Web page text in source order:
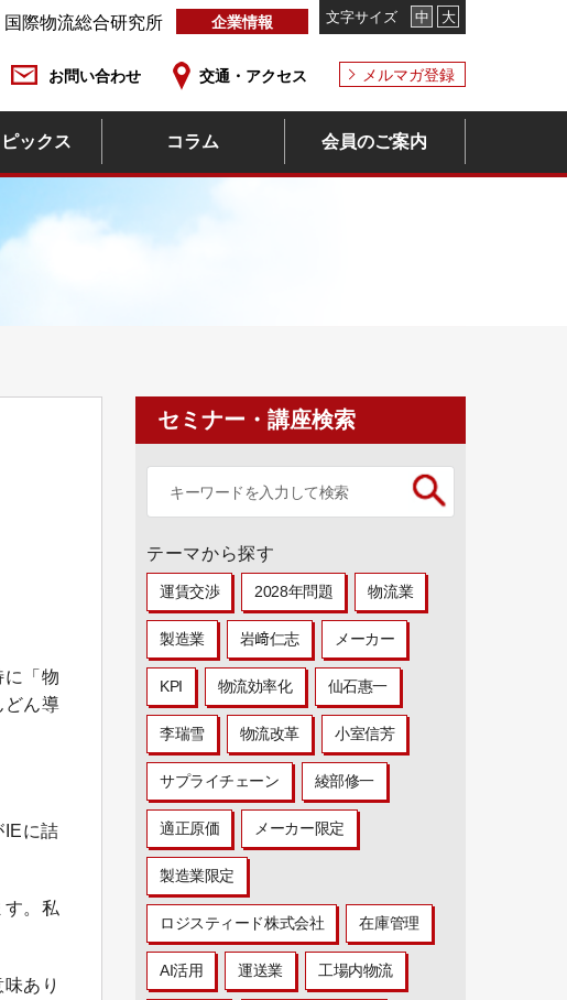
際物流総合研究所 企業情報 文字サイズ 中 大
お問い合わせ 交通・アクセス メルマガ登録
ックス コラム 会員のご案内
「物
どん導
IEに詰
。私
あり
セミナー・講座検索
テーマから探す
運賃交渉 2028年問題 物流業
製造業 岩﨑仁志 メーカー
KPI 物流効率化 仙石惠一
李瑞雪 物流改革 小室信芳
サプライチェーン 綾部修一
適正原価 メーカー限定
製造業限定
ロジスティード株式会社 在庫管理
AI活用 運送業 工場内物流